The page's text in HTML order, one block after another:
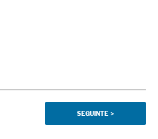
SEGUINTE >